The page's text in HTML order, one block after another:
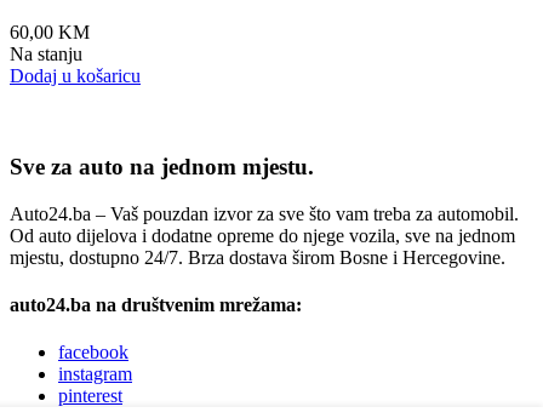
60,00 KM
Na stanju
Dodaj u košaricu
Sve za auto na jednom mjestu.
Auto24.ba – Vaš pouzdan izvor za sve što vam treba za automobil.
Od auto dijelova i dodatne opreme do njege vozila, sve na jednom
mjestu, dostupno 24/7. Brza dostava širom Bosne i Hercegovine.
auto24.ba na društvenim mrežama:
facebook
instagram
pinterest